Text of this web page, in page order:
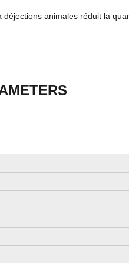
déjections animales réduit la